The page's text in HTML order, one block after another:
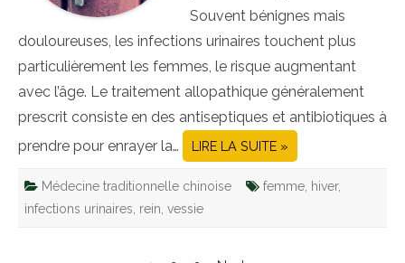
Souvent bénignes mais
douloureuses, les infections urinaires touchent plus
particulièrement les femmes, le risque augmentant
avec l’âge. Le traitement allopathique généralement
prescrit consiste en des antiseptiques et antibiotiques à
prendre pour enrayer la…
LIRE LA SUITE »
Médecine traditionnelle chinoise femme hiver,
infections urinaires rein vessie